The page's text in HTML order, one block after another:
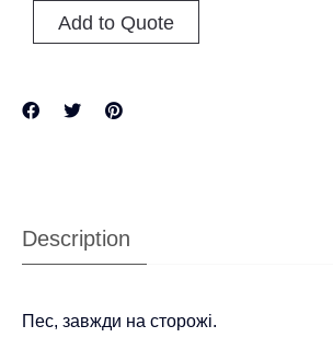
Add to Quote
Description
Пес, завжди на сторожі.